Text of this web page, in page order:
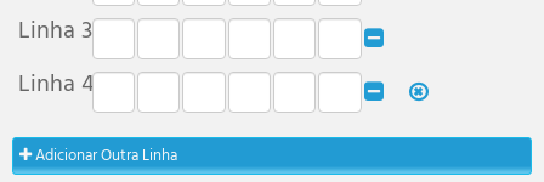
Linha3:
Linha 4:
Adicionar Outra Linha